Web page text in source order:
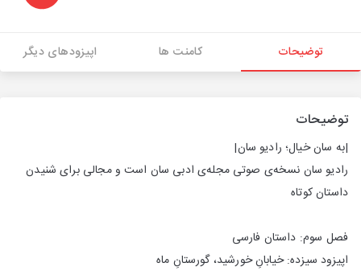
توضیحات کامنت ها اپیزودهای دیگر
توضیحات
|به سان خیال؛ رادیو سان|
رادیو سان نسخه‌ی صوتی مجله‌ی ادبی سان است و مجالی برای شنیدن
داستان کوتاه
فصل سوم: داستان فارسی
اپیزود سیزده: خیابانِ خورشید، گورستانِ ماه